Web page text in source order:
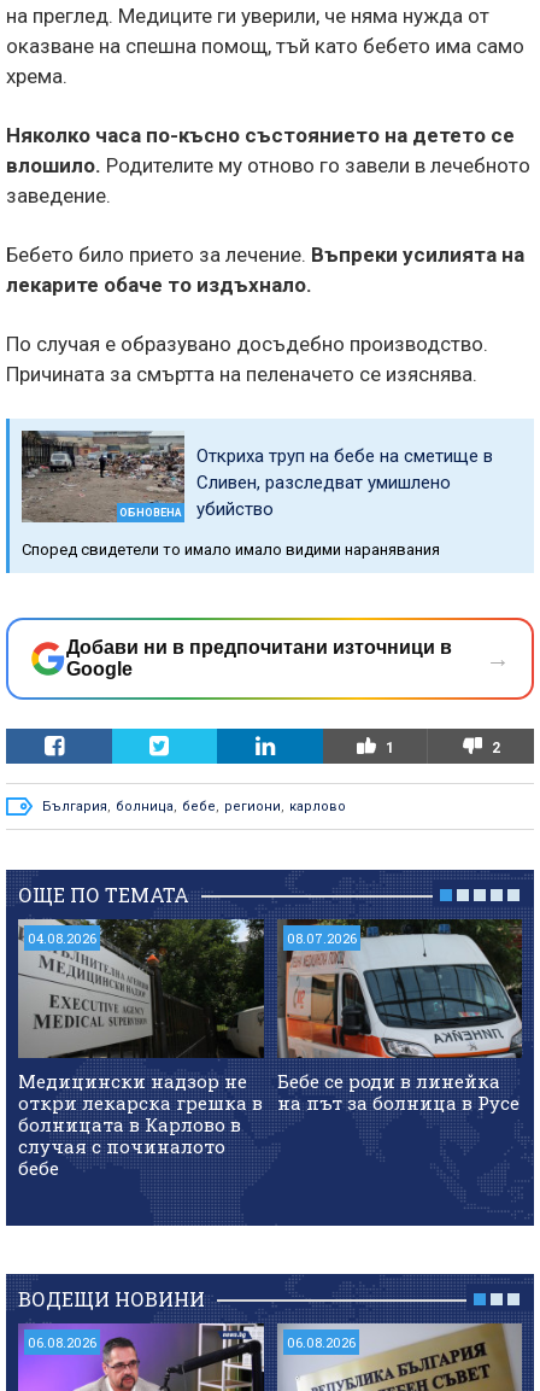
на преглед. Медиците ги уверили, че няма нужда от
оказване на спешна помощ, тъй като бебето има само
хрема.
Няколко часа по-късно състоянието на детето се
влошило. Родителите му отново го завели в лечебното
заведение.
Бебето било прието за лечение. Въпреки усилията на
лекарите обаче то издъхнало.
По случая е образувано досъдебно производство.
Причината за смъртта на пеленачето се изяснява.
ОБНОВЕНА
Откриха труп на бебе на сметище в
Сливен, разследват умишлено
убийство
Според свидетели то имало имало видими наранявания
Добави ни в предпочитани източници в
Google
→
1 2
България, болница, бебе, региони, карлово
ОЩЕ ПО ТЕМАТА
04.08.2026
Медицински надзор не
откри лекарска грешка в
болницата в Карлово в
случая с починалото
бебе
08.07.2026
Бебе се роди в линейка
на път за болница в Русе
ВОДЕЩИ НОВИНИ
06.08.2026 06.08.2026